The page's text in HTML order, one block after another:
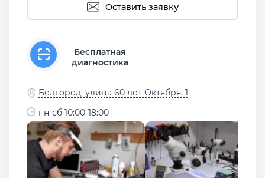
Оставить заявку
Бесплатная
диагностика
Белгород, улица 60 лет Октября, 1
пн-сб 10:00-18:00